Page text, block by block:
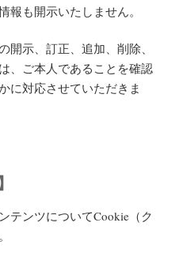
報も開示いたしません。
開示、訂正、追加、削除、
、ご本人であることを確認
に対応させていただきま
テンツについてCookie（ク